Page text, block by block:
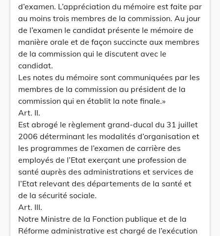
d’examen. L’appréciation du mémoire est faite par
au moins trois membres de la commission. Au jour
de l’examen le candidat présente le mémoire de
manière orale et de façon succincte aux membres
de la commission qui le discutent avec le
candidat.
Les notes du mémoire sont communiquées par les
membres de la commission au président de la
commission qui en établit la note finale.»
Art. II.
Est abrogé le règlement grand-ducal du 31 juillet
2006 déterminant les modalités d’organisation et
les programmes de l’examen de carrière des
employés de l’Etat exerçant une profession de
santé auprès des administrations et services de
l’Etat relevant des départements de la santé et
de la sécurité sociale.
Art. III.
Notre Ministre de la Fonction publique et de la
Réforme administrative est chargé de l’exécution